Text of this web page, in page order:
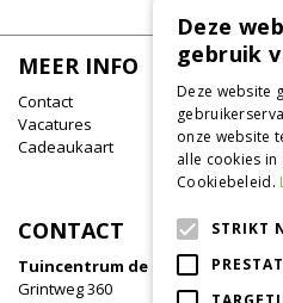
MEER INFO
Contact
Vacatures
Cadeaukaart
CONTACT
Tuincentrum de Oude Tol
Grintweg 360
Deze
gebruik
Deze website
onze website
alle cookies
Cookiebeleid.
STRIKT